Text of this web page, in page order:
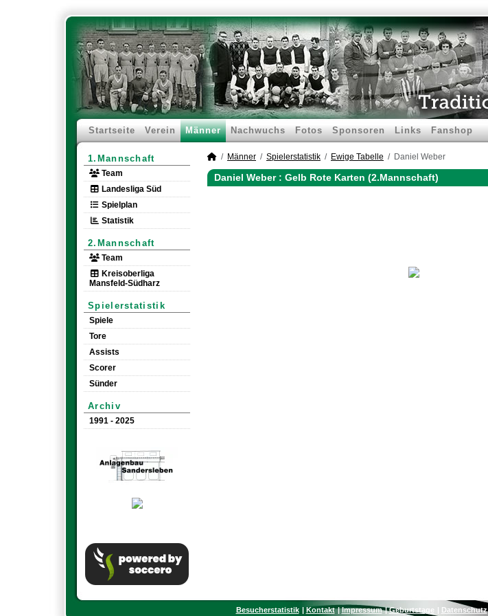
Startseite Verein Männer Nachwuchs Fotos Sponsoren Links Fanshop
1.Mannschaft
Team
Landesliga Süd
Spielplan
Statistik
2.Mannschaft
Team
Kreisoberliga
Mansfeld-Südharz
Spielerstatistik
Spiele
Tore
Assists
Scorer
Sünder
Archiv
1991 - 2025
Männer Spielerstatistik Ewige Tabelle Daniel Weber
Daniel Weber : Gelb Rote Karten (2.Mannschaft)
Besucherstatistik Kontakt Impressum Geburtstage Datenschutz